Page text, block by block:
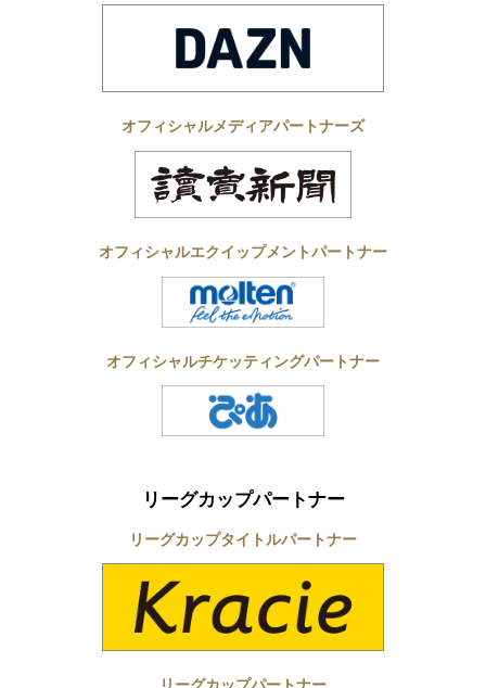
オフィシャルメディアパートナーズ
オフィシャルエクイップメントパートナー
オフィシャルチケッティングパートナー
リーグカップパートナー
リーグカップタイトルパートナー